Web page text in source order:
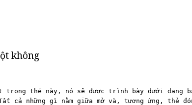
không
trong thẻ này, nó sẽ được trình bày dưới
cả những gì nằm giữa mở và, tương ứng, thẻ